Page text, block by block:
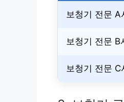
보청기 전문 A
보청기 전문 B
보청기 전문 C